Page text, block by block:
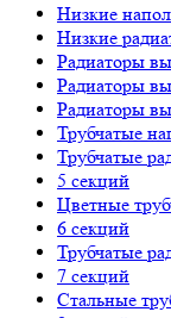
Низкие
Низкие
Радиаторы
Радиаторы
Радиаторы
Трубчатые
Трубчатые
5 секций
Цветные
6 секций
Трубчатые
7 секций
Стальные